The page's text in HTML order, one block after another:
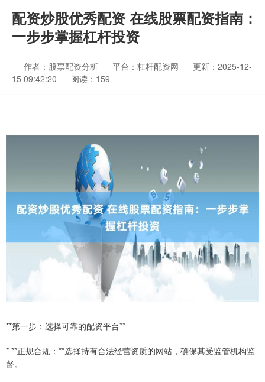
配资炒股优秀配资 在线股票配资指南：
一步步掌握杠杆投资
作者：股票配资分析 平台：杠杆配资网
更新：2025-12-
15 09:42:20
阅读：159
**第一步：选择可靠的配资平台**
* **正规合规：**选择持有合法经营资质的网站，确保其受监管机构监
督。